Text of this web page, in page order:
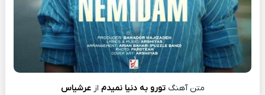
متن آهنگتورو به دنیا نمیدم ازعرشیاس